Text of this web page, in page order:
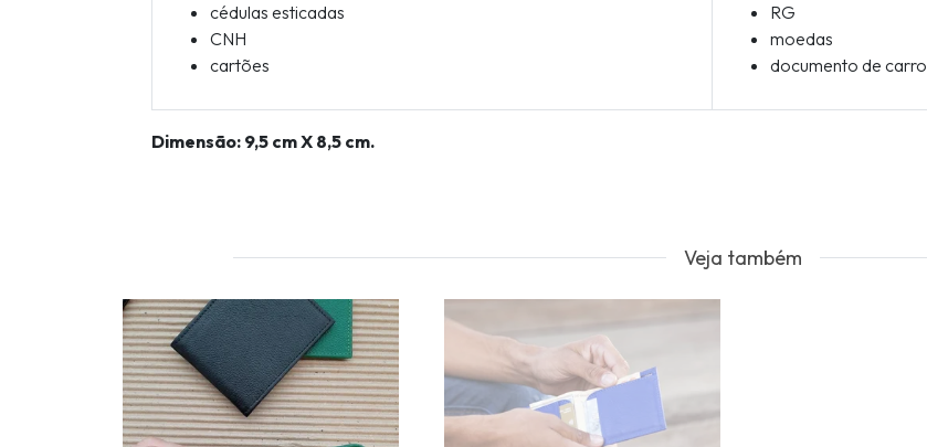
cédulas esticadas
CNH
cartões
RG
moedas
documento de carro
Dimensão: 9,5 cm X 8,5 cm.
Veja também